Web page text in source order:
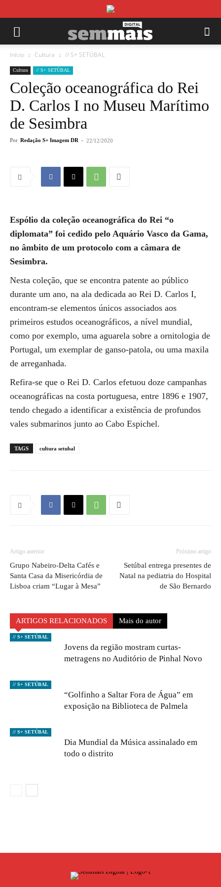
Início Cultura // S+ SETÚBAL
Cultura // S+ SETÚBAL
Coleção oceanográfica do Rei
D. Carlos I no Museu Marítimo
de Sesimbra
Por Redação S+ Imagem DR - 22/12/2020
Espólio da coleção oceanográfica do Rei “o
diplomata” foi cedido pelo Aquário Vasco da Gama,
no âmbito de um protocolo com a câmara de
Sesimbra.
Nesta coleção, que se encontra patente ao público
durante um ano, na ala dedicada ao Rei D. Carlos I,
encontram-se elementos únicos associados aos
primeiros estudos oceanográficos, a nível mundial,
como por exemplo, uma aguarela sobre a ornitologia de
Portugal, um exemplar de ganso-patola, ou uma maxila
de arreganhada.
Refira-se que o Rei D. Carlos efetuou doze campanhas
oceanográficas na costa portuguesa, entre 1896 e 1907,
tendo chegado a identificar a existência de profundos
vales submarinos junto ao Cabo Espichel.
TAGS cultura setubal
Artigo anterior
Grupo Nabeiro-Delta Cafés e
Santa Casa da Misericórdia de
Lisboa criam “Lugar à Mesa”
Próximo artigo
Setúbal entrega presentes de
Natal na pediatria do Hospital
de São Bernardo
ARTIGOS RELACIONADOS Mais do autor
// S+ SETÚBAL
Jovens da região mostram curtas-
metragens no Auditório de Pinhal Novo
// S+ SETÚBAL
“Golfinho a Saltar Fora de Água” em
exposição na Biblioteca de Palmela
// S+ SETÚBAL
Dia Mundial da Música assinalado em
todo o distrito